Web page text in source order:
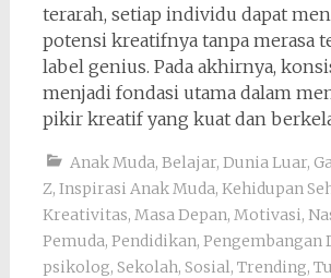
terarah, setiap individu dapat
potensi kreatifnya tanpa merasa
label genius. Pada akhirnya,
menjadi fondasi utama dalam
pikir kreatif yang kuat dan
Anak Muda, Belajar, Dunia Luar,
Z, Inspirasi Anak Muda, Kehidupan
Kreativitas, Masa Depan, Motivasi,
Pemuda, Pendidikan, Pengembangan
psikolog, Sekolah, Sosial, Trending,